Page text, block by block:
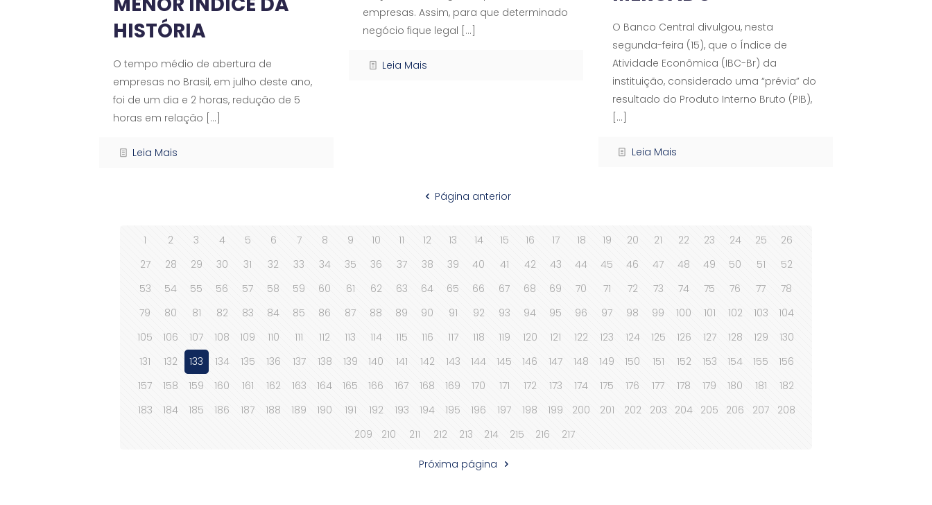
HISTÓRIA
O tempo médio de abertura de
empresas no Brasil, em julho deste ano,
foi de um dia e 2 horas, redução de 5
horas em relação […]
Leia Mais
empresas. Assim, para que determinado
negócio fique legal […]
Leia Mais
O Banco Central divulgou, nesta
segunda-feira (15), que o Índice de
Atividade Econômica (IBC-Br) da
instituição, considerado uma “prévia” do
resultado do Produto Interno Bruto (PIB),
[…]
Leia Mais
Página anterior
1 2 3 4 5 6 7 8 9 10 11 12 13 14 15 16 17 18 19 20 21 22 23 24 25
26
27
28 29 30 31 32 33 34 35 36 37 38 39 40 41 42 43 44 45 46 47 48 49 50 51
52
53
54 55 56 57 58 59 60 61 62 63 64 65 66 67 68 69 70 71 72 73 74 75 76 77
78
79
80 81 82 83 84 85 86 87 88 89 90 91 92 93 94 95 96 97 98 99 100 101 102 103
104
105
106 107 108 109 110 111 112 113 114 115 116 117 118 119 120 121 122 123 124 125 126 127 128 129
130
131
132 133 134 135 136 137 138 139 140 141 142 143 144 145 146 147 148 149 150 151 152 153 154 155
156
157
158 159 160 161 162 163 164 165 166 167 168 169 170 171 172 173 174 175 176 177 178 179 180 181
182
183
184 185 186 187 188 189 190 191 192 193 194 195 196 197 198 199 200 201 202 203 204 205 206 207
208
209
210 211 212 213 214 215 216 217
Próxima página